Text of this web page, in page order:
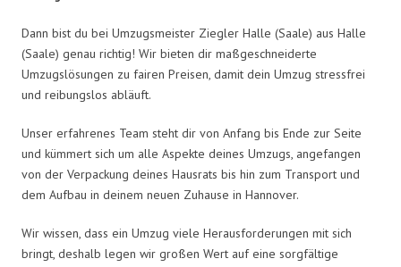
Dann bist du bei Umzugsmeister Ziegler Halle (Saale) aus Halle
(Saale) genau richtig! Wir bieten dir maßgeschneiderte
Umzugslösungen zu fairen Preisen, damit dein Umzug stressfrei
und reibungslos abläuft.
Unser erfahrenes Team steht dir von Anfang bis Ende zur Seite
und kümmert sich um alle Aspekte deines Umzugs, angefangen
von der Verpackung deines Hausrats bis hin zum Transport und
dem Aufbau in deinem neuen Zuhause in Hannover.
Wir wissen, dass ein Umzug viele Herausforderungen mit sich
bringt, deshalb legen wir großen Wert auf eine sorgfältige